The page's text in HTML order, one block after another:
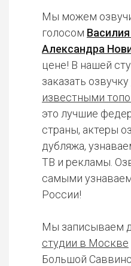
Мы можем
голосом
Александра
цене! В нашей
заказать озвучку
известными
это лучшие
страны, актеры
дубляжа,
ТВ и рекламы.
самыми
России!
Мы записываем
студии в Москве
Большой